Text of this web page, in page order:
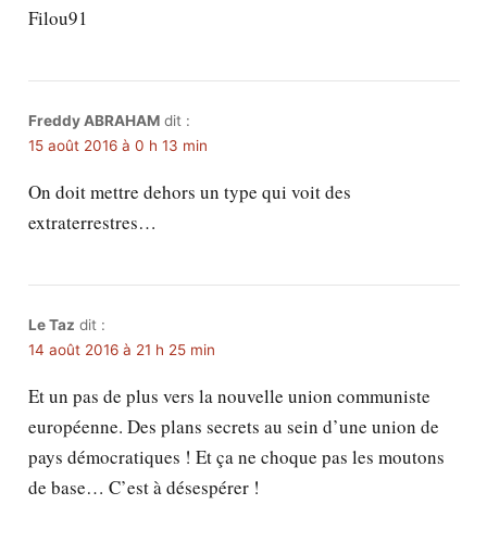
Filou91
Freddy ABRAHAM dit :
15 août 2016 à 0 h 13 min
On doit mettre dehors un type qui voit des
extraterrestres…
Le Taz dit :
14 août 2016 à 21 h 25 min
Et un pas de plus vers la nouvelle union communiste
européenne. Des plans secrets au sein d’une union de
pays démocratiques ! Et ça ne choque pas les moutons
de base… C’est à désespérer !